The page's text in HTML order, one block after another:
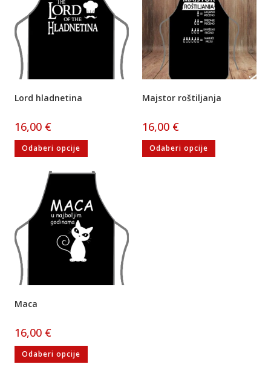
Lord hladnetina
16,00 €
Odaberi opcije
Majstor roštiljanja
16,00 €
Odaberi opcije
Maca
16,00 €
Odaberi opcije